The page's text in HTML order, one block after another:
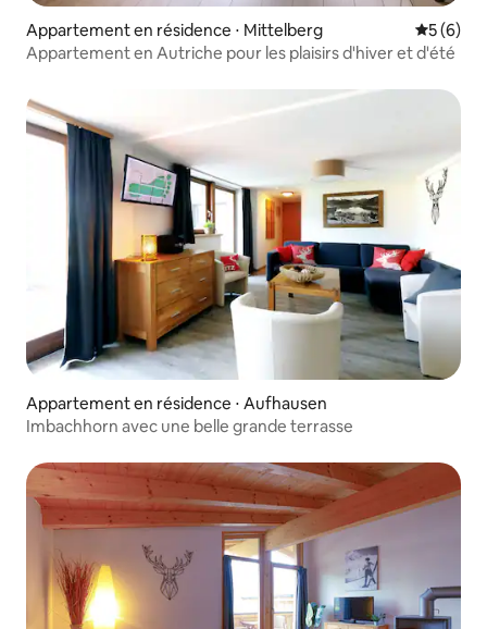
Appartement en résidence ⋅ Mittelberg
5 (6)
Appartement en Autriche pour les plaisirs d'hiver et d'été
Appartement en résidence ⋅ Aufhausen
Imbachhorn avec une belle grande terrasse